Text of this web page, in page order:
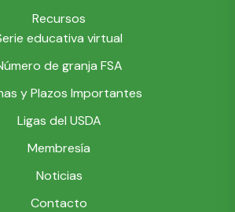
Recursos
educativa virtual
de granja FSA
y Plazos Importantes
Ligas del USDA
Membresía
Noticias
Contacto